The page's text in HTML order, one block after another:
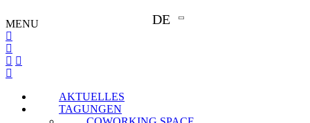
MENU DE
AKTUELLES
TAGUNGEN